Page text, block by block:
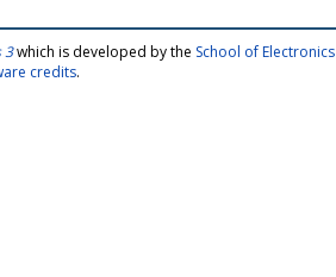
3which is developed by the School of
credits.